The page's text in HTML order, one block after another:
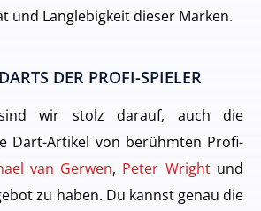
und Langlebigkeit dieser Marken.
DER PROFI-SPIELER
wir stolz darauf, auch die
Dart-Artikel von berühmten Profi-
van Gerwen, Peter Wrightund
zu haben. Du kannst genau die